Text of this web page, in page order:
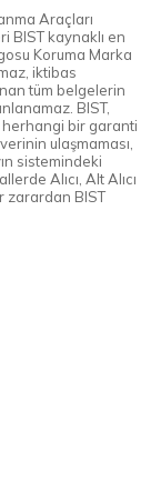
Araçları
BIST kaynaklı en
Koruma Marka
iktibas
tüm belgelerin
BIST,
herhangi bir garanti
ulaşmaması,
sistemindeki
Alıcı, Alt Alıcı
zarardan BIST